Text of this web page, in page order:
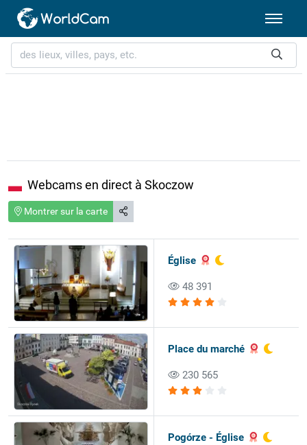
Webcams en direct à Skoczow
Montrer sur la carte
Église
48 391
Place du marché
230 565
Pogórze - Église